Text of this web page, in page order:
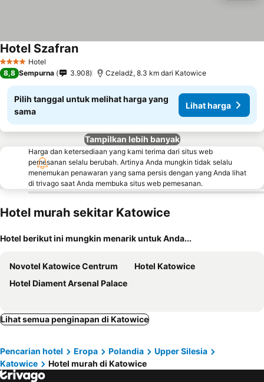
4 BintangHotel
Hotel Szafran
8,8 Sempurna 3.908 Czeladź, 8.3 km dari Katowice
Pilih tanggal untuk melihat harga yang
sama
Lihat harga
Tampilkan lebih banyak
Harga dan ketersediaan yang kami terima dari situs web
pemesanan selalu berubah. Artinya Anda mungkin tidak selalu
menemukan penawaran yang sama persis dengan yang Anda lihat
di trivago saat Anda membuka situs web pemesanan.
Hotel murah sekitar Katowice
Hotel berikut ini mungkin menarik untuk Anda...
Novotel Katowice Centrum
Hotel Katowice
Hotel Diament Arsenal Palace
Lihat semua penginapan di Katowice
Pencarian hotel Eropa Polandia
Upper Silesia
Katowice
Hotel murah di Katowice